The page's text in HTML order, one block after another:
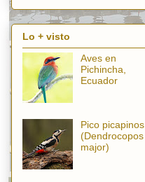
Lo + visto
Aves en
Pichincha,
Ecuador
Pico picapinos
(Dendrocopos
major)